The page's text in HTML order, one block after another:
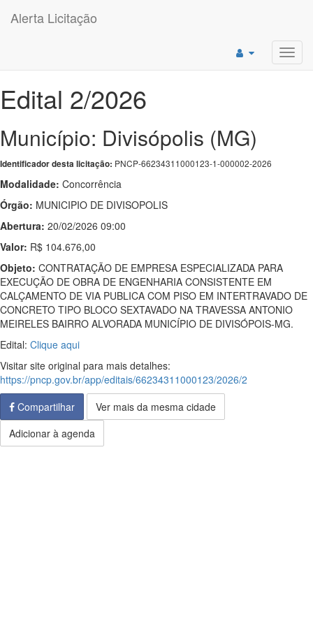
Alerta Licitação
Edital 2/2026
Município: Divisópolis (MG)
Identificador desta licitação: PNCP-66234311000123-1-000002-2026
Modalidade: Concorrência
Órgão: MUNICIPIO DE DIVISOPOLIS
Abertura: 20/02/2026 09:00
Valor: R$ 104.676,00
Objeto: CONTRATAÇÃO DE EMPRESA ESPECIALIZADA PARA
EXECUÇÃO DE OBRA DE ENGENHARIA CONSISTENTE EM
CALÇAMENTO DE VIA PUBLICA COM PISO EM INTERTRAVADO DE
CONCRETO TIPO BLOCO SEXTAVADO NA TRAVESSA ANTONIO
MEIRELES BAIRRO ALVORADA MUNICÍPIO DE DIVISÓPOIS-MG.
Edital: Clique aqui
Visitar site original para mais detalhes:
https://pncp.gov.br/app/editais/66234311000123/2026/2
Compartilhar
Ver mais da mesma cidade
Adicionar à agenda